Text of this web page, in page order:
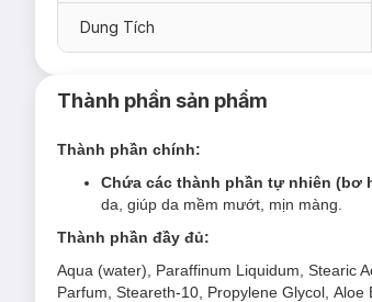
Sữa Dưỡng Ẩm Embryolisse
Đối tượng sử dụng Sữa Dưỡng
Da thiếu ẩm - thiếu nước ,khô ráp,
Ưu thế nổi bật của Sữa Dưỡng
Dung Tích
Thành phần sản phẩm
Thành phần chính:
Chứa các thành phần tự nhiên (bơ
da, giúp da mềm mướt, mịn màng.
Thành phần đầy đủ:
Aqua (water), Paraffinum Liquidum, Stearic
Parfum, Steareth-10, Propylene Glycol,